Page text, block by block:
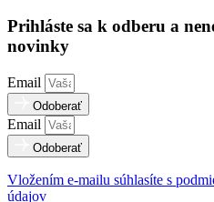
Prihláste sa k odberu a
novinky
Email
Odoberať
Email
Odoberať
Vložením e-mailu súhlasíte s
údajov